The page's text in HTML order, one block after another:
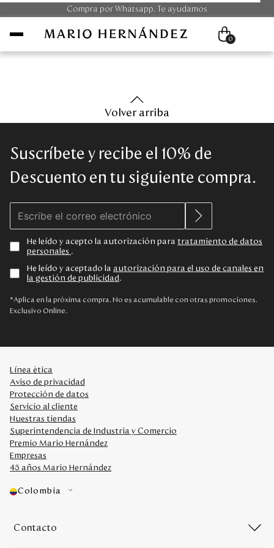
Compra por Whatsapp. Te ayudamos
Hombre
Unisex
Colecciones
Outlet
Disney
Servicio al cliente
Nuestras Tiendas
Colombia
Panamá
0
Volver arriba
Suscríbete y recibe el 10% de
Descuento en tu siguiente compra.
He leído y acepto la autorización para tratamiento de datos
personales .
He leído y aceptado la autorización para el uso de canales en
la gestión de publicidad .
*Aplica en la próxima compra. No es acumulable con otras promociones.
Exclusivo Online.
Línea ética
Aviso de privacidad
Protección de datos
Servicio al cliente
Nuestras tiendas
Superintendencia de Industria y Comercio
Premio Mario Hernández
Empresas
45 años Mario Hernández
Colombia
Contacto